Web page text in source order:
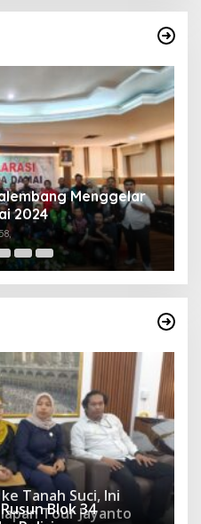
Menggelar
2024
Tanah Suci, Ini
Tour Jayanto
Blok 34